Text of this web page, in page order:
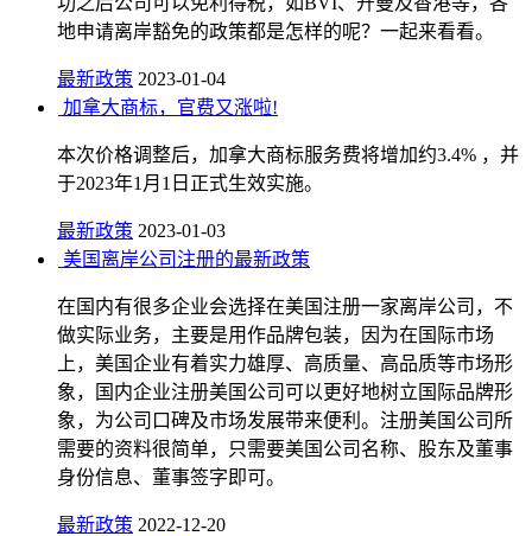
地申请离岸豁免的政策都是怎样的呢？一起来看看。
最新政策 2023-01-04
加拿大商标，官费又涨啦!
本次价格调整后，加拿大商标服务费将增加约3.4% ，并
于2023年1月1日正式生效实施。
最新政策 2023-01-03
美国离岸公司注册的最新政策
在国内有很多企业会选择在美国注册一家离岸公司，不
做实际业务，主要是用作品牌包装，因为在国际市场
上，美国企业有着实力雄厚、高质量、高品质等市场形
象，国内企业注册美国公司可以更好地树立国际品牌形
象，为公司口碑及市场发展带来便利。注册美国公司所
需要的资料很简单，只需要美国公司名称、股东及董事
身份信息、董事签字即可。
最新政策 2022-12-20